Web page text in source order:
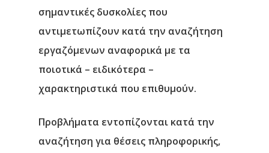
σημαντικές δυσκολίες που
αντιμετωπίζουν κατά την αναζήτηση
εργαζόμενων αναφορικά με τα
ποιοτικά – ειδικότερα –
χαρακτηριστικά που επιθυμούν.
Προβλήματα εντοπίζονται κατά την
αναζήτηση για θέσεις πληροφορικής,